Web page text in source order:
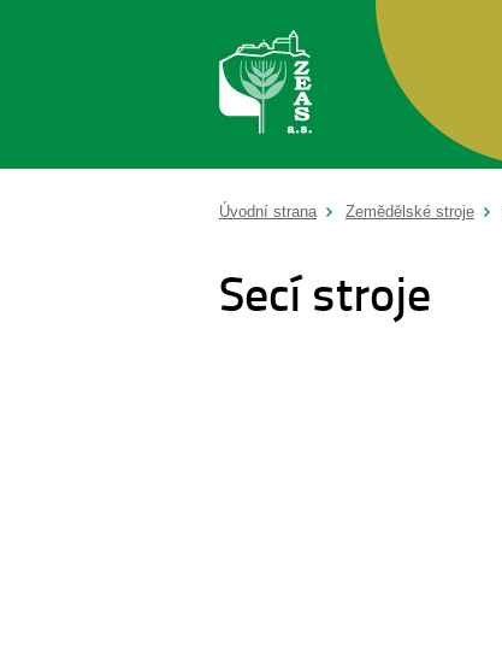
Úvodní strana Zemědělské stroje
Secí stroje